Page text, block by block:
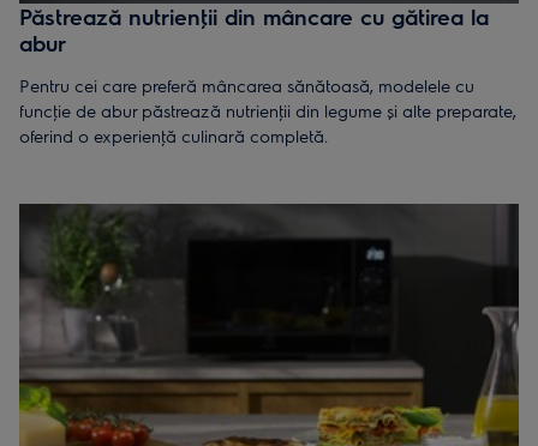
Păstrează nutrienţii din mâncare cu gătirea la
abur
Pentru cei care preferă mâncarea sănătoasă, modelele cu
funcţie de abur păstrează nutrienţii din legume și alte preparate,
oferind o experienţă culinară completă.